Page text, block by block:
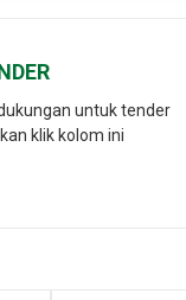
untuk tender
klik kolom ini